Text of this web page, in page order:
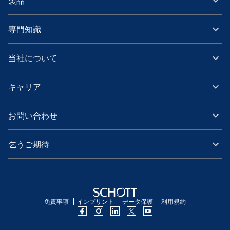
専門知識
当社について
キャリア
お問い合わせ
乞うご期待
免責事項 インプリント データ保護 利用規約